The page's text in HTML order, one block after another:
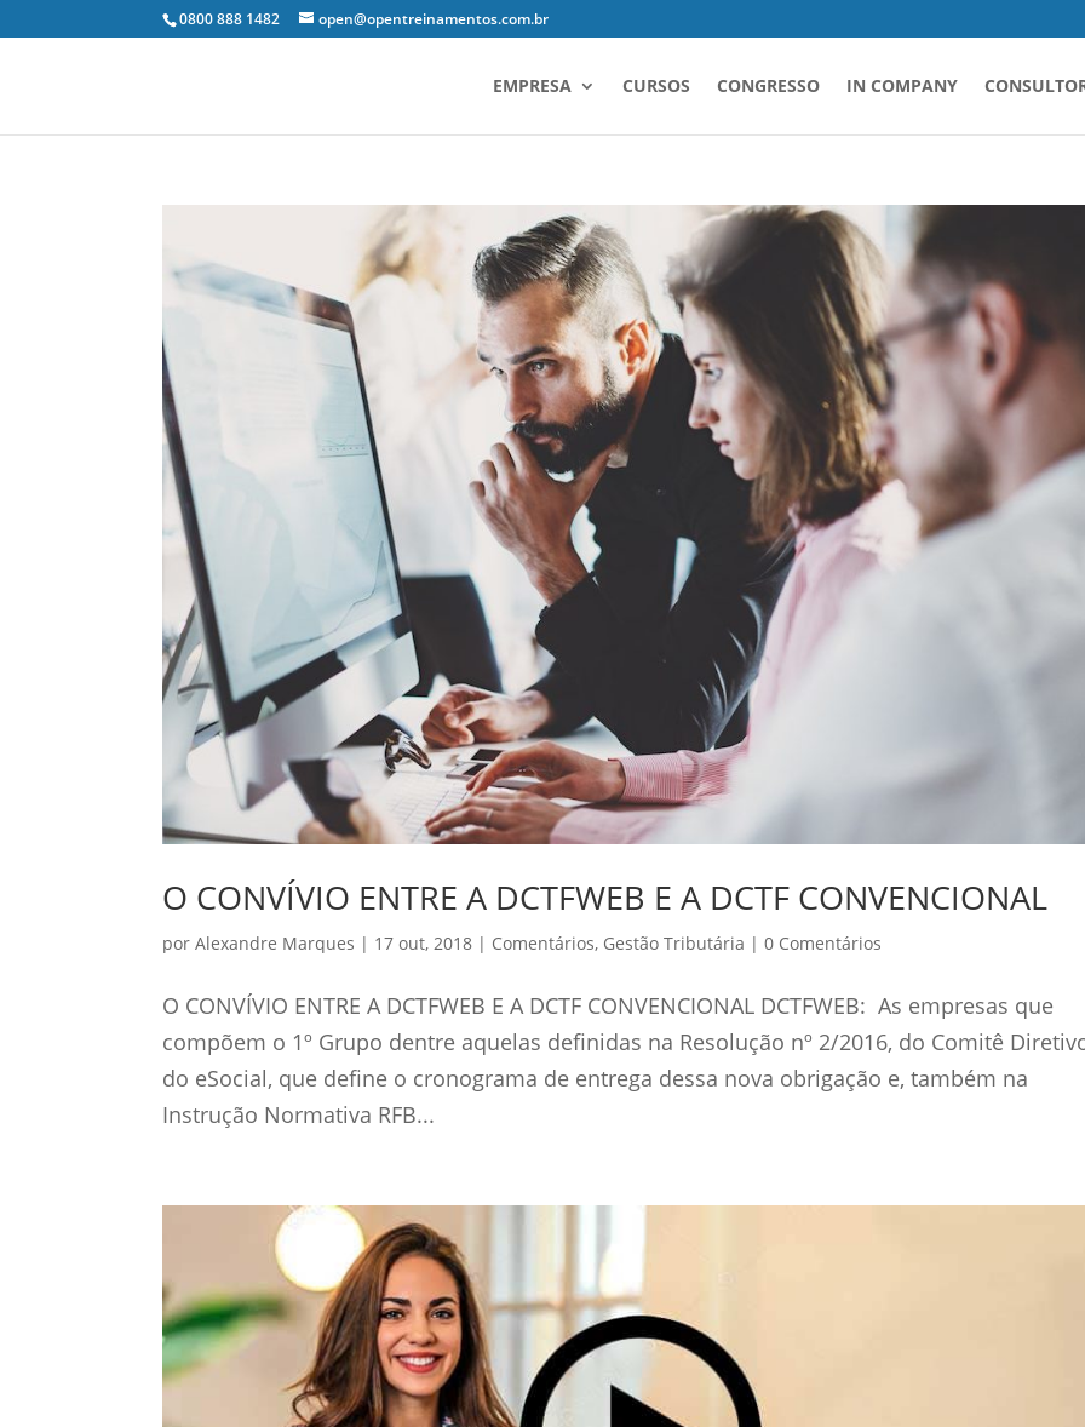
0800 888 1482 open@opentreinamentos.com.br
EMPRESA CURSOS CONGRESSO IN COMPANY
O CONVÍVIO ENTRE A DCTFWEB E A DCTF CONVENCIONAL
porAlexandre Marques | 17 out, 2018 | Comentários, Gestão Tributária |0 Comentários
O CONVÍVIO ENTRE A DCTFWEB E A DCTF CONVENCIONAL DCTFWEB: As empresas que
compõem o 1º Grupo dentre aquelas definidas na Resolução nº 2/2016, do Comitê
do eSocial, que define o cronograma de entrega dessa nova obrigação e, também na
Instrução Normativa RFB...